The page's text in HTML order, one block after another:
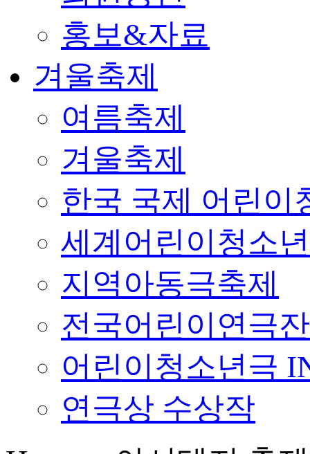
홍보&자료
겨울축제
여름축제
겨울축제
한국 국제 어린이
세계어린이청소
지역아동극축제
전국어린이연극
어린이청소년극
연극상 수상작